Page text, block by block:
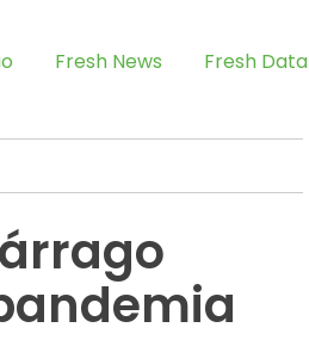
Fresh News Fresh Data